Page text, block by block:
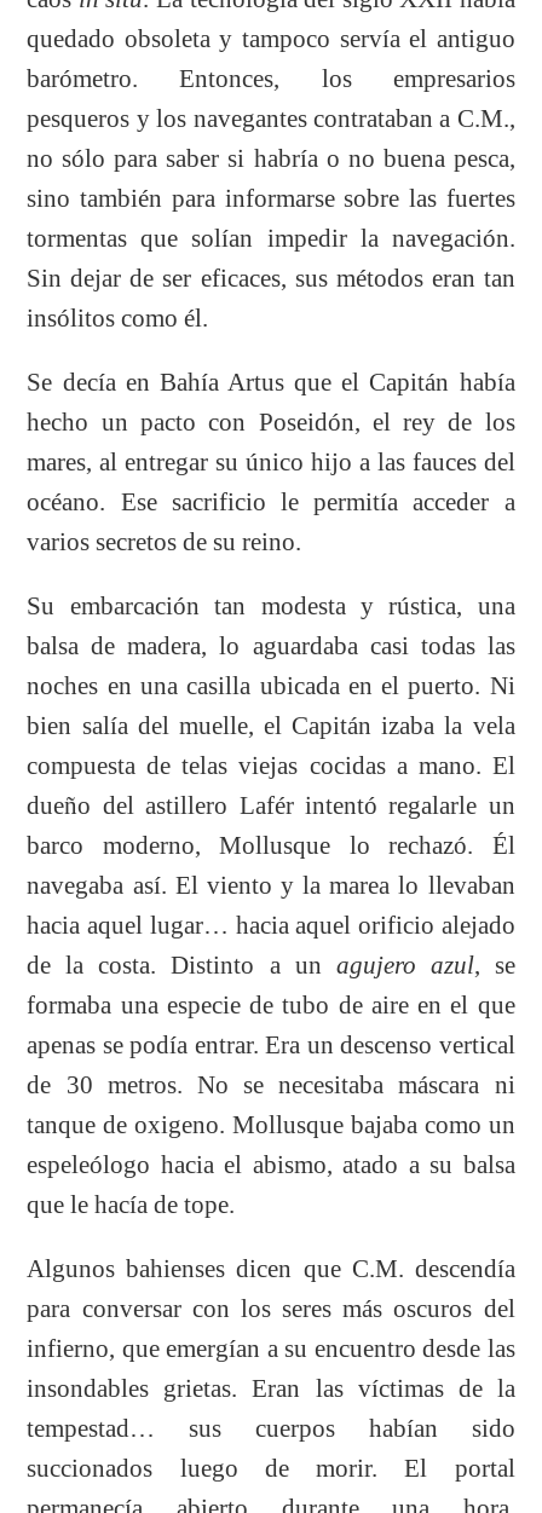
quedado obsoleta y tampoco servía el antiguo
barómetro. Entonces, los empresarios
pesqueros y los navegantes contrataban a C.M.,
no sólo para saber si habría o no buena pesca,
sino también para informarse sobre las fuertes
tormentas que solían impedir la navegación.
Sin dejar de ser eficaces, sus métodos eran tan
insólitos como él.
Se decía en Bahía Artus que el Capitán había
hecho un pacto con Poseidón, el rey de los
mares, al entregar su único hijo a las fauces del
océano. Ese sacrificio le permitía acceder a
varios secretos de su reino.
Su embarcación tan modesta y rústica, una
balsa de madera, lo aguardaba casi todas las
noches en una casilla ubicada en el puerto. Ni
bien salía del muelle, el Capitán izaba la vela
compuesta de telas viejas cocidas a mano. El
dueño del astillero Lafér intentó regalarle un
barco moderno, Mollusque lo rechazó. Él
navegaba así. El viento y la marea lo llevaban
hacia aquel lugar… hacia aquel orificio alejado
de la costa. Distinto a un agujero azul, se
formaba una especie de tubo de aire en el que
apenas se podía entrar. Era un descenso vertical
de 30 metros. No se necesitaba máscara ni
tanque de oxigeno. Mollusque bajaba como un
espeleólogo hacia el abismo, atado a su balsa
que le hacía de tope.
Algunos bahienses dicen que C.M. descendía
para conversar con los seres más oscuros del
infierno, que emergían a su encuentro desde las
insondables grietas. Eran las víctimas de la
tempestad… sus cuerpos habían sido
succionados luego de morir. El portal